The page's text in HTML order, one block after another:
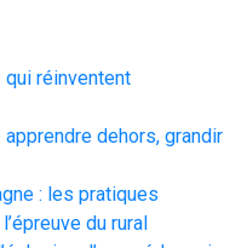
réinventent
dehors, grandir
: les pratiques
du rural